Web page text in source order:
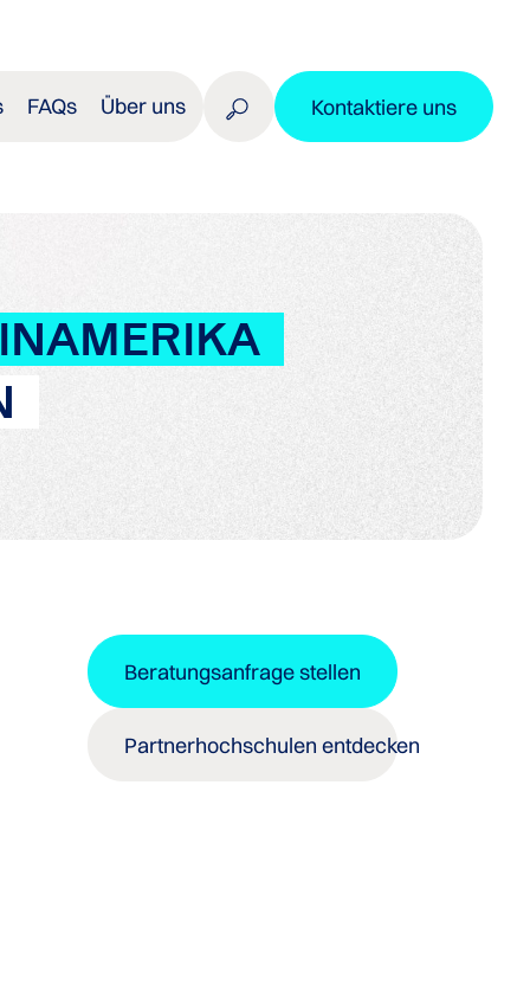
FAQs Über uns Kontaktiere uns
Beratungsanfrage stellen
Partnerhochschulen entdecken